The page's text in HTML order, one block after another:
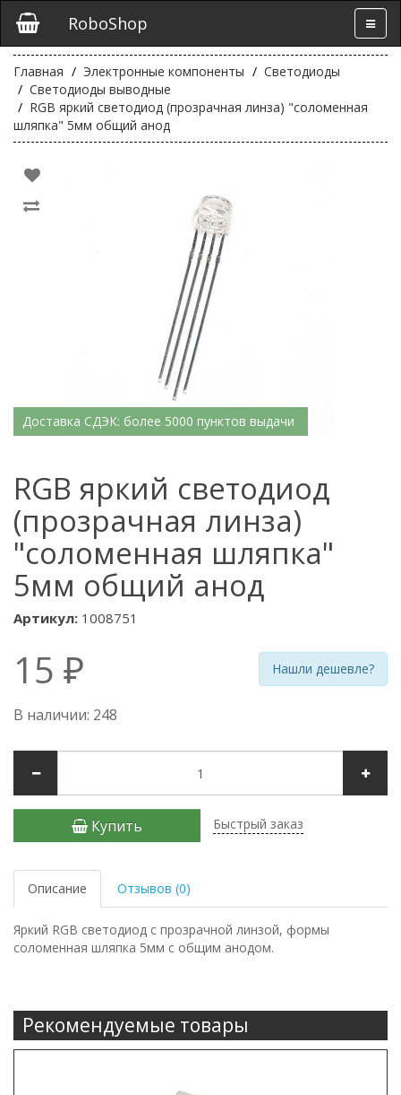
RoboShop
Главная Электронные компоненты
Светодиоды
Светодиоды выводные
RGB яркий светодиод (прозрачная линза) "соломенная
шляпка" 5мм общий анод
Доставка СДЭК: более 5000 пунктов выдачи
RGB яркий светодиод
(прозрачная линза)
"соломенная шляпка"
5мм общий анод
Артикул: 1008751
15 ₽ Нашли дешевле?
В наличии: 248
Купить Быстрый заказ
Описание Отзывов (0)
Яркий RGB светодиод с прозрачной линзой, формы
соломенная шляпка 5мм c общим анодом.
Рекомендуемые товары